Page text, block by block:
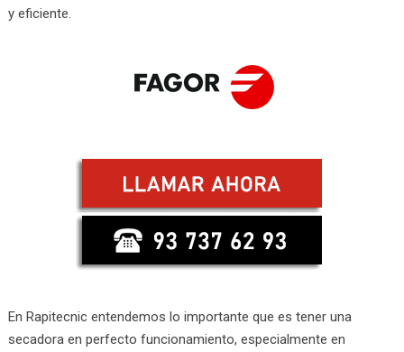
y eficiente.
En Rapitecnic entendemos lo importante que es tener una
secadora en perfecto funcionamiento, especialmente en